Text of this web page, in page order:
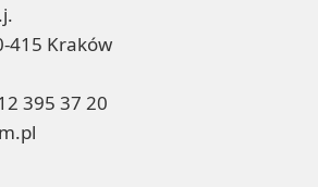
415 Kraków
395 37 20